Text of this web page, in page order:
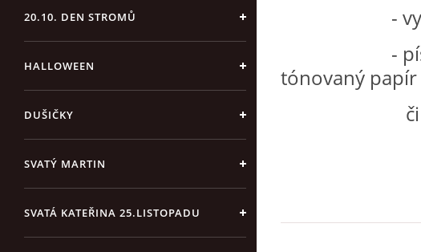
20.10. DEN STROMŮ
HALLOWEEN
DUŠIČKY
SVATÝ MARTIN
SVATÁ KATEŘINA 25.LISTOPADU
- vyrábí
- píše se
tónovaný papír
či